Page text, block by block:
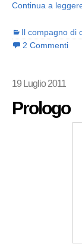
Continua a
Il compagno di
2 Commenti
19 Luglio 2011
Prologo